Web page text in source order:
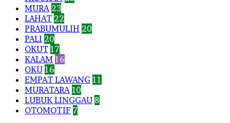
MURA 23
LAHAT 22
PRABUMULIH 20
PALI 20
OKUT 17
KALAM 16
OKU 16
EMPAT LAWANG 11
MURATARA 10
LUBUK LINGGAU 8
OTOMOTIF 7